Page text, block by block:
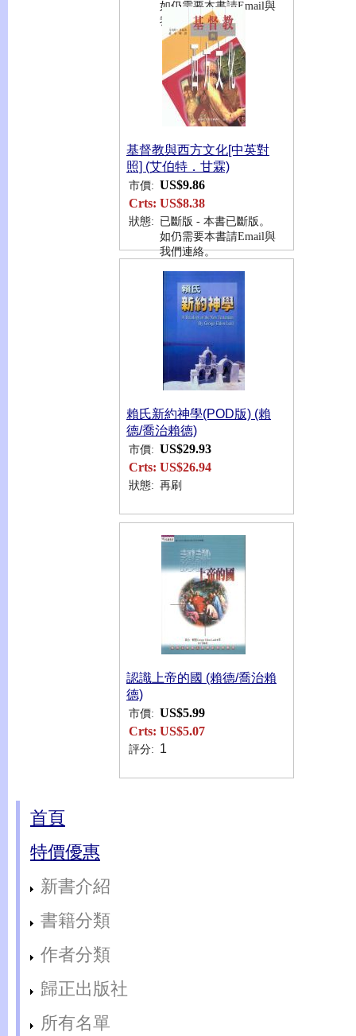
如仍需要本書請Email與
我們連絡。
基督教與西方文化[中英對
照] (艾伯特．甘霖)
市價: US$9.86
Crts: US$8.38
狀態: 已斷版 - 本書已斷版。
如仍需要本書請Email與
我們連絡。
賴氏新約神學(POD版) (賴
德/喬治賴德)
市價: US$29.93
Crts: US$26.94
狀態: 再刷
認識上帝的國 (賴德/喬治賴
德)
市價: US$5.99
Crts: US$5.07
評分: 1
首頁
特價優惠
新書介紹
書籍分類
作者分類
歸正出版社
所有名單